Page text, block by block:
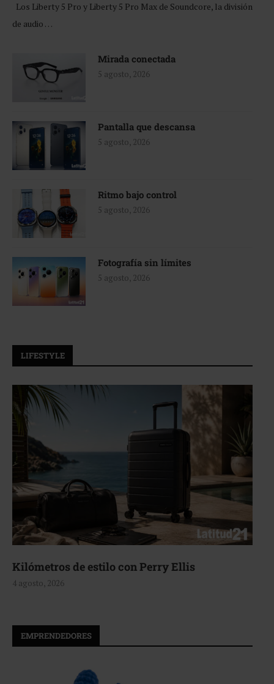
Los Liberty 5 Pro y Liberty 5 Pro Max de Soundcore, la división
de audio …
Mirada conectada
5 agosto, 2026
Pantalla que descansa
5 agosto, 2026
Ritmo bajo control
5 agosto, 2026
Fotografía sin límites
5 agosto, 2026
LIFESTYLE
Aerie, texturas que fluyen
4 agosto, 2026
EMPRENDEDORES